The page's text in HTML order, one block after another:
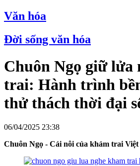
Văn hóa
Đời sống văn hóa
Chuôn Ngọ giữ lửa
trai: Hành trình
thử thách thời đại
06/04/2025 23:38
Chuôn Ngọ - Cái nôi của khảm trai